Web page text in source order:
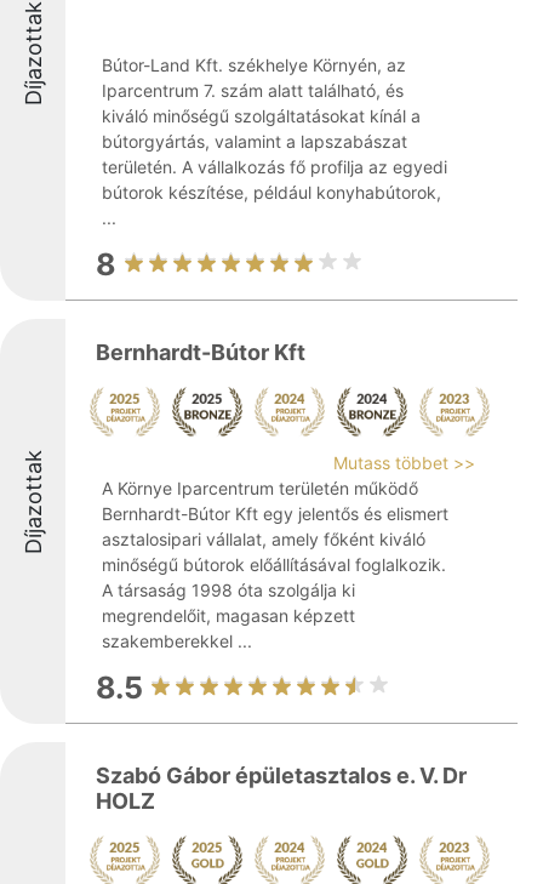
Díjazottak
Bútor-Land Kft. székhelye Környén, az
Iparcentrum 7. szám alatt található, és
kiváló minőségű szolgáltatásokat kínál a
bútorgyártás, valamint a lapszabászat
területén. A vállalkozás fő profilja az egyedi
bútorok készítése, például konyhabútorok,
...
8
Díjazottak
Bernhardt-Bútor Kft
Mutass többet >>
A Környe Iparcentrum területén működő
Bernhardt-Bútor Kft egy jelentős és elismert
asztalosipari vállalat, amely főként kiváló
minőségű bútorok előállításával foglalkozik.
A társaság 1998 óta szolgálja ki
megrendelőit, magasan képzett
szakemberekkel ...
8.5
Szabó Gábor épületasztalos e. V. Dr
HOLZ